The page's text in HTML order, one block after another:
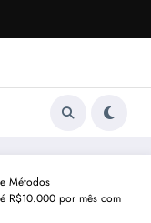
Métodos
R$10.000 por mês com